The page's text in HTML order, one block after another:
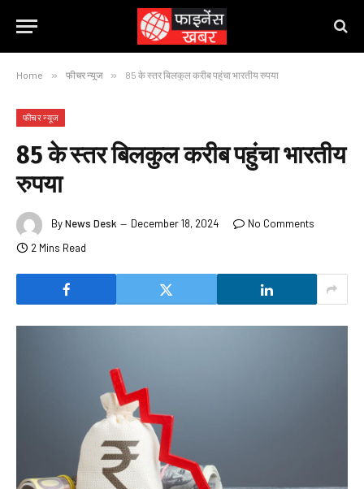
Home » फीचर न्यूज » 85 के स्तर बिलकुल करीब पहुंचा भारतीय रुपया
फीचर न्यूज
85 के स्तर बिलकुल करीब पहुंचा भारतीय
रुपया
ByNews Desk December 18, 2024
No Comments
2 Mins Read